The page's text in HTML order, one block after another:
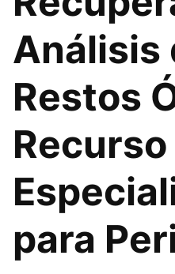
Análisis
Restos
Recurso
para